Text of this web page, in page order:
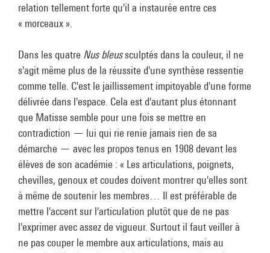
relation tellement forte qu'il a instaurée entre ces
« morceaux ».
Dans les quatre Nus bleussculptés dans la couleur, il ne
s'agit même plus de la réussite d'une synthèse ressentie
comme telle. C'est le jaillissement impitoyable d'une forme
délivrée dans l'espace. Cela est d'autant plus étonnant
que Matisse semble pour une fois se mettre en
contradiction — lui qui rie renie jamais rien de sa
démarche — avec les propos tenus en 1908 devant les
élèves de son académie : « Les articulations, poignets,
chevilles, genoux et coudes doivent montrer qu'elles sont
à même de soutenir les membres… Il est préférable de
mettre l'accent sur l'articulation plutôt que de ne pas
l'exprimer avec assez de vigueur. Surtout il faut veiller à
ne pas couper le membre aux articulations, mais au